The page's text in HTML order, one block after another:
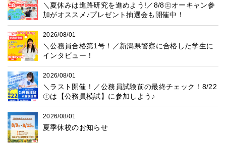
＼夏休みは進路研究を進めよう!／8/8㊏オーキャン参
加がオススメ♪プレゼント抽選会も開催中！
2026/08/01
＼公務員合格第1号！／新潟県警察に合格した学生に
インタビュー！
2026/08/01
＼ラスト開催！／公務員試験前の最終チェック！8/22
㊏は【公務員模試】に参加しよう♪
2026/08/01
夏季休校のお知らせ